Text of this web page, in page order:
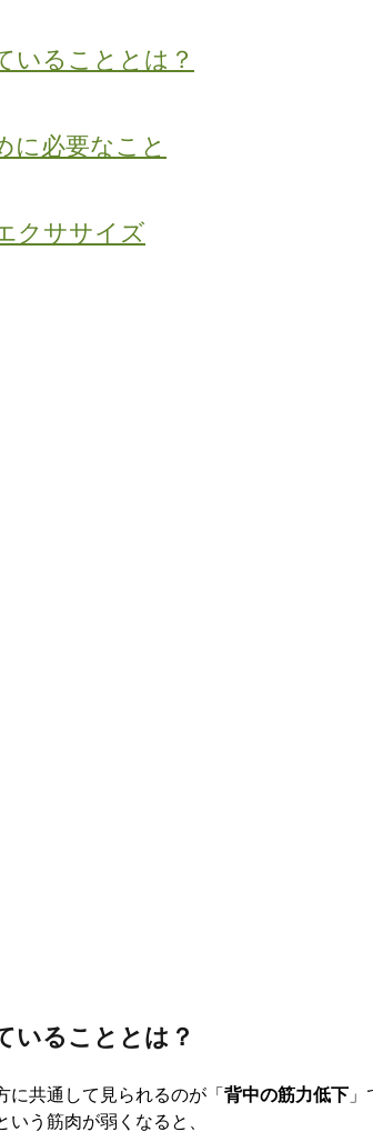
いることとは？
に必要なこと
クササイズ
いることとは？
に共通して見られるのが「 背中の筋力低下
う筋肉が弱くなると、